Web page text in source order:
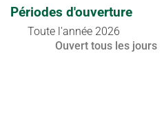
Périodes d'ouverture
Toute l'année 2026
Ouvert tous les jours